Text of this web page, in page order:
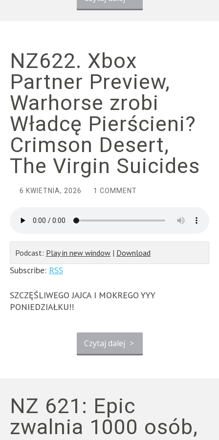
NZ622. Xbox
Partner Preview,
Warhorse zrobi
Władcę Pierścieni?
Crimson Desert,
The Virgin Suicides
6 KWIETNIA, 2026 1 COMMENT
Podcast: Play in new window | Download
Subscribe: RSS
SZCZĘŚLIWEGO JAJCA I MOKREGO YYY
PONIEDZIAŁKU!!
Czytaj dalej >
NZ 621: Epic
zwalnia 1000 osób,